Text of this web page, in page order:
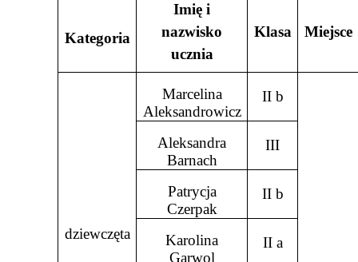
Kategoria
Imię i
nazwisko
ucznia
Klasa Miejsce
dziewczęta
Marcelina
Aleksandrowicz
II b
Aleksandra
Barnach
III
Patrycja
Czerpak
II b
Karolina
Garwol
II a